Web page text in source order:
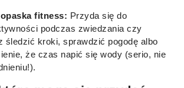
fitness: Przyda się do
podczas zwiedzania czy
śledzić kroki, sprawdzić pogodę albo
że czas napić się wody (serio, nie